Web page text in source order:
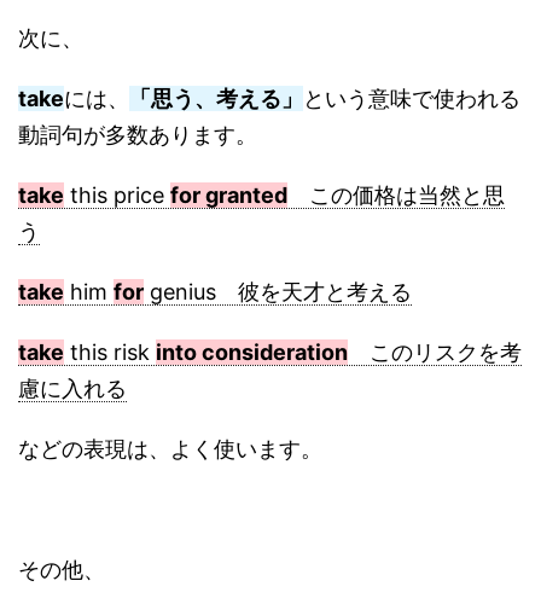
次に、
takeには、 「思う、考える」
という意味で使われる
動詞句が多数あります。
take this price for granted この価格は当然と思
う
take him for genius 彼を天才と考える
take this risk into consideration このリスクを考
慮に入れる
などの表現は、よく使います。
その他、